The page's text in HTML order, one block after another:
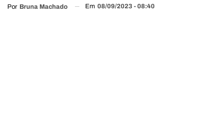
Por Bruna Machado Em 08/09/2023 - 08:40